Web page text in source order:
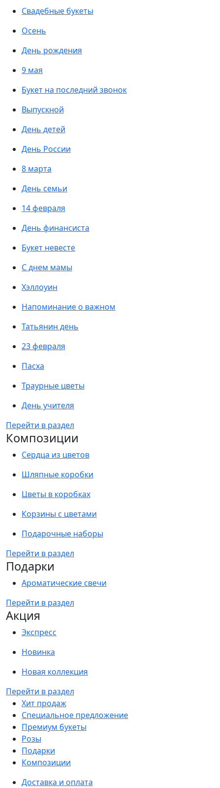
Свадебные букеты
Осень
День рождения
9 мая
Букет на последний звонок
Выпускной
День детей
День России
8 марта
День семьи
14 февраля
День финансиста
Букет невесте
С днем мамы
Хэллоуин
Напоминание о важном
Татьянин день
23 февраля
Пасха
Траурные цветы
День учителя
Перейти в раздел
Композиции
Сердца из цветов
Шляпные коробки
Цветы в коробках
Корзины с цветами
Подарочные наборы
Перейти в раздел
Подарки
Ароматические свечи
Перейти в раздел
Акция
Экспресс
Новинка
Новая коллекция
Перейти в раздел
Хит продаж
Специальное предложение
Премиум букеты
Розы
Подарки
Композиции
Доставка и оплата